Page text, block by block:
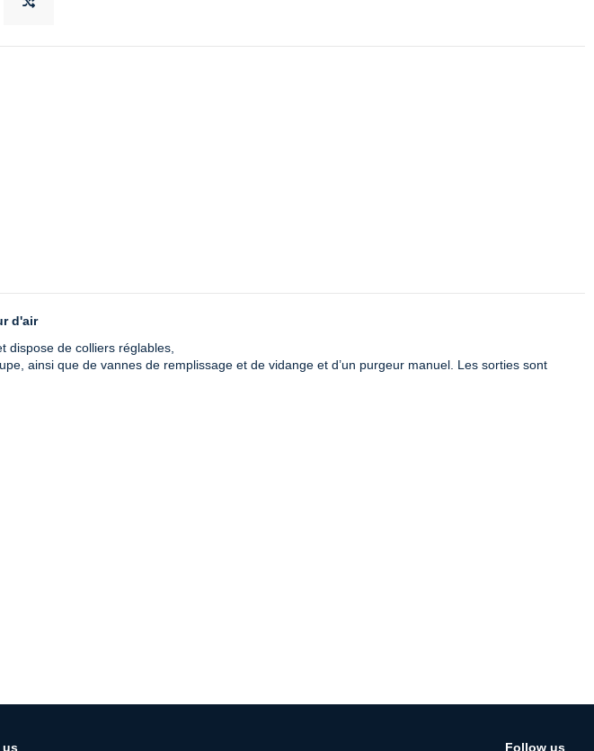
d'air
dispose de colliers réglables,
ainsi que de vannes de remplissage et de vidange et d’un purgeur manuel. Les sorties sont
us Follow us